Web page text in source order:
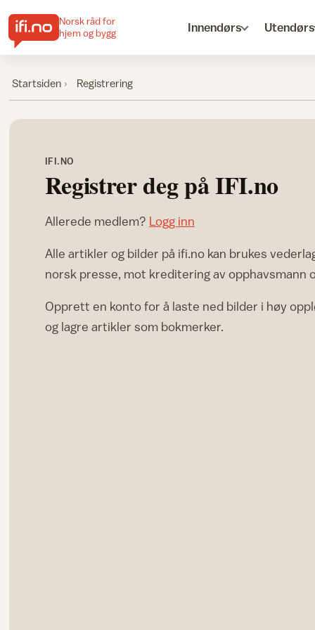
Norsk råd for
hjem og bygg
Innendørs Utendørs
Startsiden Registrering
IFI.NO
Registrer deg på IFI.no
Allerede medlem? Logg inn
Alle artikler og bilder på ifi.no kan brukes
norsk presse, mot kreditering av opphavsmann
Opprett en konto for å laste ned bilder i høy
og lagre artikler som bokmerker.